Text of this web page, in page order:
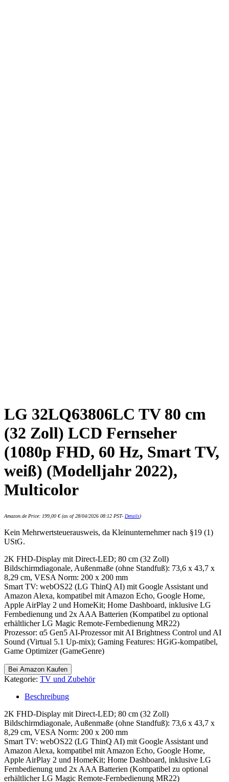
LG 32LQ63806LC TV 80 cm
(32 Zoll) LCD Fernseher
(1080p FHD, 60 Hz, Smart TV,
weiß) (Modelljahr 2022),
Multicolor
Amazon.de Price: 199,00 €(as of 28/04/2026 08:12 PST- Details)
Kein Mehrwertsteuerausweis, da Kleinunternehmer nach §19 (1)
UStG.
2K FHD-Display mit Direct-LED; 80 cm (32 Zoll)
Bildschirmdiagonale, Außenmaße (ohne Standfuß): 73,6 x 43,7 x
8,29 cm, VESA Norm: 200 x 200 mm
Smart TV: webOS22 (LG ThinQ AI) mit Google Assistant und
Amazon Alexa, kompatibel mit Amazon Echo, Google Home,
Apple AirPlay 2 und HomeKit; Home Dashboard, inklusive LG
Fernbedienung und 2x AAA Batterien (Kompatibel zu optional
erhältlicher LG Magic Remote-Fernbedienung MR22)
Prozessor: α5 Gen5 AI-Prozessor mit AI Brightness Control und AI
Sound (Virtual 5.1 Up-mix); Gaming Features: HGiG-kompatibel,
Game Optimizer (GameGenre)
Bei Amazon Kaufen
Kategorie: TV und Zubehör
Beschreibung
2K FHD-Display mit Direct-LED; 80 cm (32 Zoll)
Bildschirmdiagonale, Außenmaße (ohne Standfuß): 73,6 x 43,7 x
8,29 cm, VESA Norm: 200 x 200 mm
Smart TV: webOS22 (LG ThinQ AI) mit Google Assistant und
Amazon Alexa, kompatibel mit Amazon Echo, Google Home,
Apple AirPlay 2 und HomeKit; Home Dashboard, inklusive LG
Fernbedienung und 2x AAA Batterien (Kompatibel zu optional
erhältlicher LG Magic Remote-Fernbedienung MR22)